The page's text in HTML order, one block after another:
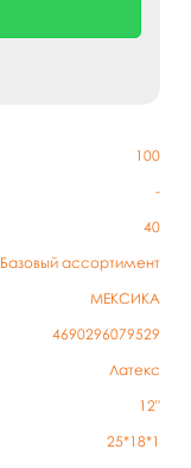
100
-
40
Базовый ассортимент
МЕКСИКА
4690296079529
Латекс
12"
25*18*1